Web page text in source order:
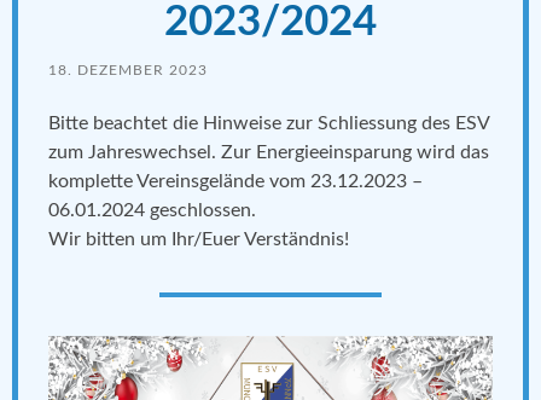
2023/2024
18. DEZEMBER 2023
Bitte beachtet die Hinweise zur Schliessung des ESV
zum Jahreswechsel. Zur Energieeinsparung wird das
komplette Vereinsgelände vom 23.12.2023 –
06.01.2024 geschlossen.
Wir bitten um Ihr/Euer Verständnis!